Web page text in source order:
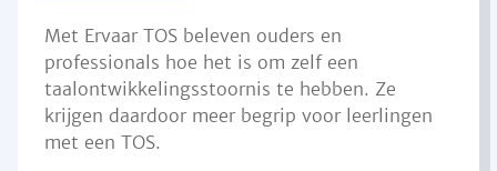
Met Ervaar TOS beleven ouders en
professionals hoe het is om zelf een
taalontwikkelingsstoornis te hebben. Ze
krijgen daardoor meer begrip voor leerlingen
met een TOS.